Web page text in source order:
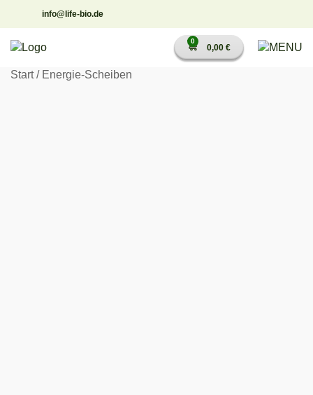
springen
info@life-bio.de
0
0,00 €
Start/ Energie-Scheiben